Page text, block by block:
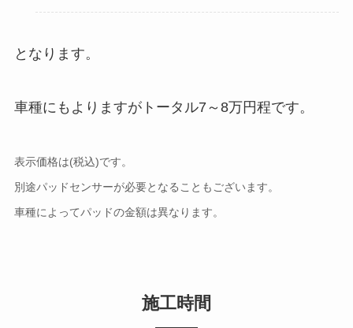
となります。
車種にもよりますがトータル7～8万円程です。
表示価格は(税込)です。
別途パッドセンサーが必要となることもございます。
車種によってパッドの金額は異なります。
施工時間